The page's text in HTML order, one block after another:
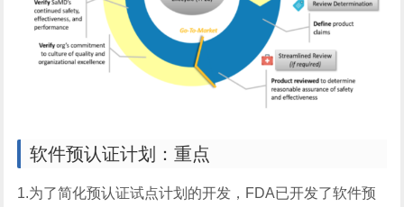
软件预认证计划：重点
1.为了简化预认证试点计划的开发，FDA已开发了软件预